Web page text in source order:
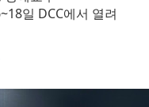
일 DCC에서 열려